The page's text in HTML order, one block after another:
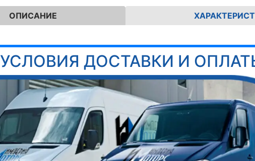
ОПИСАНИЕ
УСЛОВИЯ ДОСТАВКИ И